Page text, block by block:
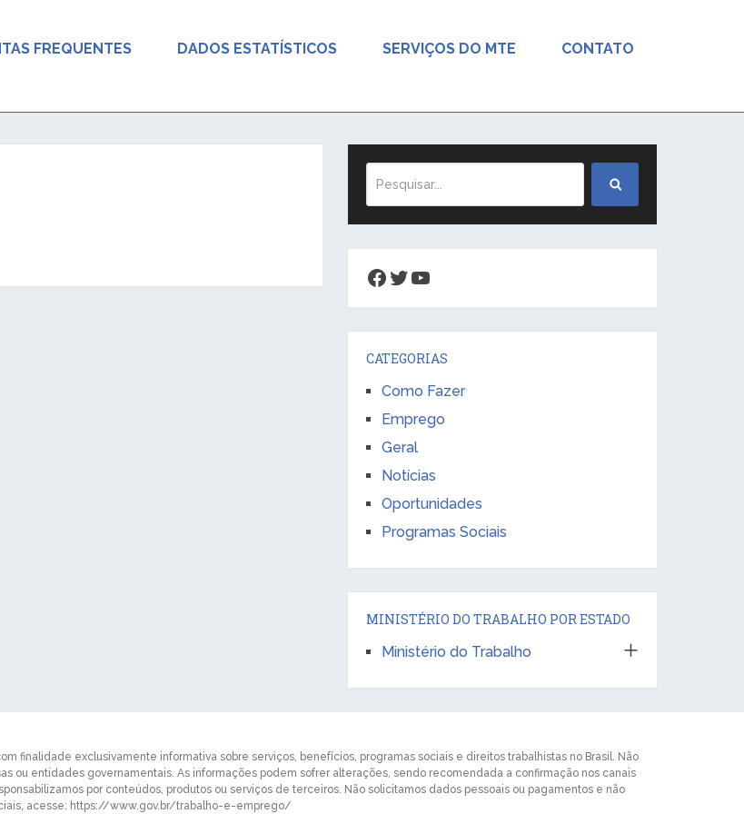
FREQUENTES DADOS ESTATÍSTICOS SERVIÇOS DO MTE CONTATO
Facebook
Twitter
Youtube
CATEGORIAS
Como Fazer
Emprego
Geral
Notícias
Oportunidades
Programas Sociais
MINISTÉRIO DO TRABALHO POR ESTADO
Ministério do Trabalho
finalidade exclusivamente informativa sobre serviços, benefícios, programas sociais e direitos trabalhistas no Brasil. Não
ou entidades governamentais. As informações podem sofrer alterações, sendo recomendada a confirmação nos canais
por conteúdos, produtos ou serviços de terceiros. Não solicitamos dados pessoais ou pagamentos e não
acesse: https://www.gov.br/trabalho-e-emprego/